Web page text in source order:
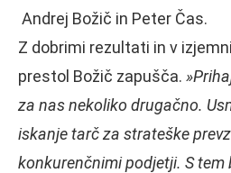
Andrej Božič in Peter Čas.
Z dobrimi rezultati in v
prestol Božič zapušča.
za nas nekoliko drugačno.
iskanje tarč za strateške
konkurenčnimi podjetji. S